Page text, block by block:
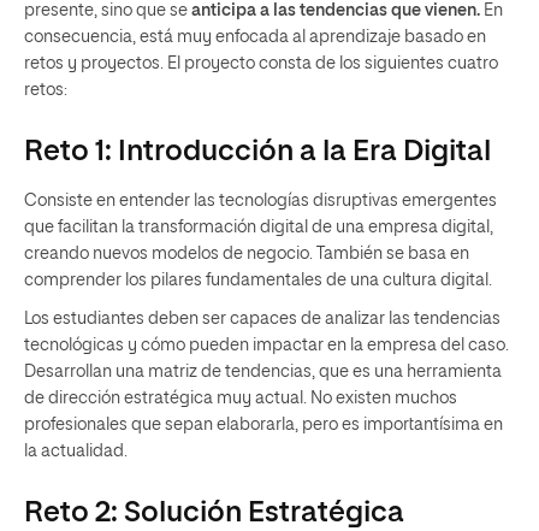
presente, sino que se anticipa a las tendencias que vienen. En
consecuencia, está muy enfocada al aprendizaje basado en
retos y proyectos. El proyecto consta de los siguientes cuatro
retos:
Reto 1: Introducción a la Era Digital
Consiste en entender las tecnologías disruptivas emergentes
que facilitan la transformación digital de una empresa digital,
creando nuevos modelos de negocio. También se basa en
comprender los pilares fundamentales de una cultura digital.
Los estudiantes deben ser capaces de analizar las tendencias
tecnológicas y cómo pueden impactar en la empresa del caso.
Desarrollan una matriz de tendencias, que es una herramienta
de dirección estratégica muy actual. No existen muchos
profesionales que sepan elaborarla, pero es importantísima en
la actualidad.
Reto 2: Solución Estratégica